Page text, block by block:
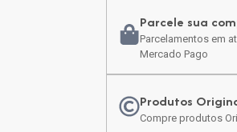
Parcele sua
Parcelamentos em
Mercado Pago
Produtos
Compre produtos